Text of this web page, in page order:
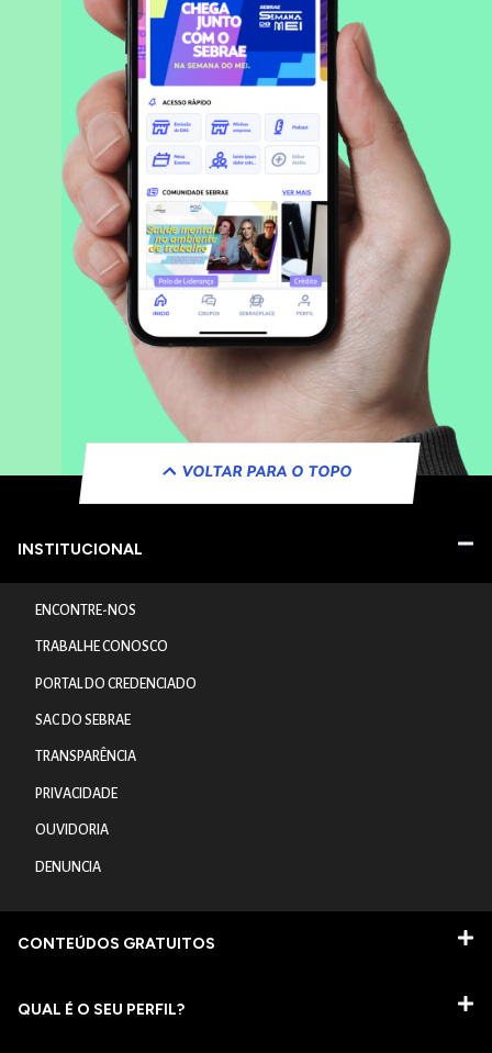
VOLTAR PARA O TOPO
INSTITUCIONAL
ENCONTRE-NOS
TRABALHE CONOSCO
PORTAL DO CREDENCIADO
SAC DO SEBRAE
TRANSPARÊNCIA
PRIVACIDADE
OUVIDORIA
DENUNCIA
CONTEÚDOS GRATUITOS
QUAL É O SEU PERFIL?